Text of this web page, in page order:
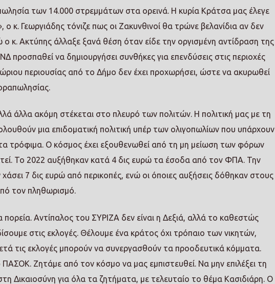
των 14.000 στρεμμάτων στα ορεινά. Η κυρία Κράτσα μας έλεγε
ο κ. Γεωργιάδης τόνιζε πως οι Ζακυνθινοί θα τρώνε βελανίδια αν δεν
κ. Ακτύπης άλλαξε ξανά θέση όταν είδε την οργισμένη αντίδραση της
προσπαθεί να δημιουργήσει συνθήκες για επενδύσεις στις περιοχές
περιουσίας από το Δήμο δεν έχει προχωρήσει, ώστε να ακυρωθεί
άλλα ακόμη στέκεται στο πλευρό των πολιτών. Η πολιτική μας με τη
μια επιδοματική πολιτική υπέρ των ολιγοπωλίων που υπάρχουν
τρόφιμα. Ο κόσμος έχει εξουθενωθεί από τη μη μείωση των φόρων
Το 2022 αυξήθηκαν κατά 4 δις ευρώ τα έσοδα από τον ΦΠΑ. Την
χάσει 7 δις ευρώ από περικοπές, ενώ οι όποιες αυξήσεις δόθηκαν στους
τον πληθωρισμό.
πορεία. Αντίπαλος του ΣΥΡΙΖΑ δεν είναι η Δεξιά, αλλά το καθεστώς
στις εκλογές. Θέλουμε ένα κράτος όχι τρόπαιο των νικητών,
τις εκλογές μπορούν να συνεργασθούν τα προοδευτικά κόμματα.
Ζητάμε από τον κόσμο να μας εμπιστευθεί. Να μην επιλέξει τη
Δικαιοσύνη για όλα τα ζητήματα, με τελευταίο το θέμα Κασιδιάρη. Ο